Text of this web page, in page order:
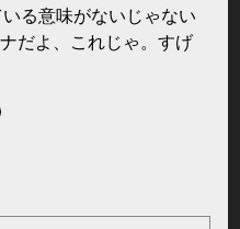
る意味がないじゃない
だよ、これじゃ。すげ